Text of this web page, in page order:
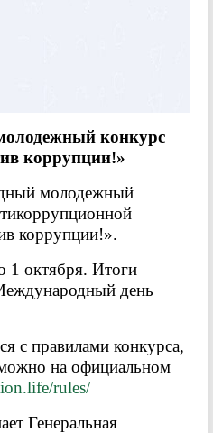
конкурс
коррупции!»
молодежный
коррупции!».
1 октября. Итоги
день
с правилами конкурса,
на официальном
rules/
Генеральная